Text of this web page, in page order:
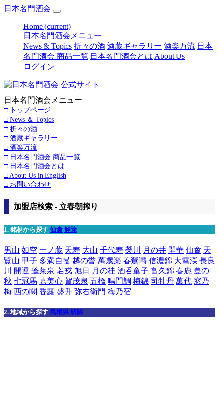
日本名門酒会
Home (current)
日本名門酒会メニュー
News & Topics 折々の酒 酒蔵ギャラリー 酒楽万流 日本
名門酒会 商品一覧 日本名門酒会とは About Us
ログイン
日本名門酒会メニュー
□ トップページ
□ News ＆ Topics
□ 折々の酒
□ 酒蔵ギャラリー
□ 酒楽万流
□ 日本名門酒会 商品一覧
□ 日本名門酒会とは
□ About Us in English
□ お問い合わせ
加盟店検索 - 立春朝搾り
1. 銘柄から探す 仙禽 解除
男山 如空 一ノ蔵 天寿 大山 千代寿 榮川 月の井 開華 仙禽 天
覧山 甲子 多満自慢 越の誉 萬歳楽 春鶯囀 信濃錦 大雪渓 長良
川
開運 蓬莱泉 若戎 旭日 月の桂 酒呑童子 富久錦 春鹿 豊の
秋 七冠馬 嘉美心 賀茂泉 五橋 鳴門鯛 梅錦 司牡丹 萬代 窓乃
梅 西の関 香露 盛升 弥右衛門 梅乃宿
2. 地域から探す 島根県 解除